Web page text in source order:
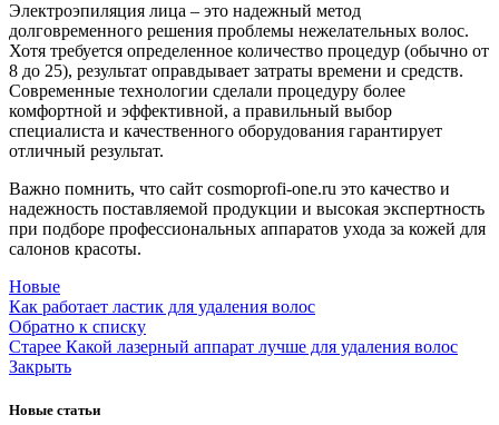
Электроэпиляция лица – это надежный метод
долговременного решения проблемы нежелательных волос.
Хотя требуется определенное количество процедур (обычно от
8 до 25), результат оправдывает затраты времени и средств.
Современные технологии сделали процедуру более
комфортной и эффективной, а правильный выбор
специалиста и качественного оборудования гарантирует
отличный результат.
Важно помнить, что сайт cosmoprofi-one.ru это качество и
надежность поставляемой продукции и высокая экспертность
при подборе профессиональных аппаратов ухода за кожей для
салонов красоты.
Новые
Как работает ластик для удаления волос
Обратно к списку
Старее Какой лазерный аппарат лучше для удаления волос
Закрыть
Новые статьи